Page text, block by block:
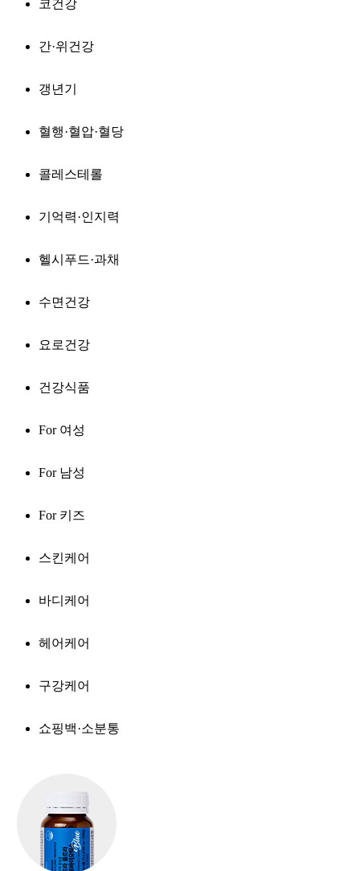
코건강
간·위건강
갱년기
혈행·혈압·혈당
콜레스테롤
기억력·인지력
헬시푸드·과채
수면건강
요로건강
건강식품
For 여성
For 남성
For 키즈
스킨케어
바디케어
헤어케어
구강케어
쇼핑백·소분통